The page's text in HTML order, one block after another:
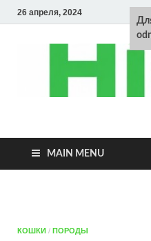
26 апреля, 2024
MAIN MENU
КОШКИ / ПОРОДЫ